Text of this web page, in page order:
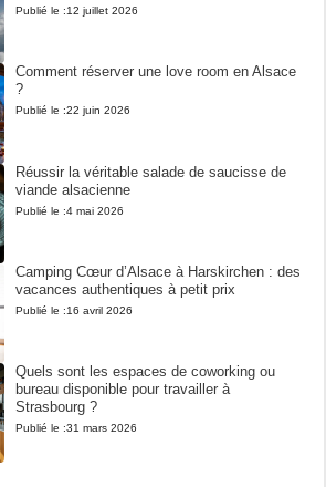
Publié le :12 juillet 2026
Comment réserver une love room en Alsace
?
Publié le :22 juin 2026
Réussir la véritable salade de saucisse de
viande alsacienne
Publié le :4 mai 2026
Camping Cœur d’Alsace à Harskirchen : des
vacances authentiques à petit prix
Publié le :16 avril 2026
Quels sont les espaces de coworking ou
bureau disponible pour travailler à
Strasbourg ?
Publié le :31 mars 2026